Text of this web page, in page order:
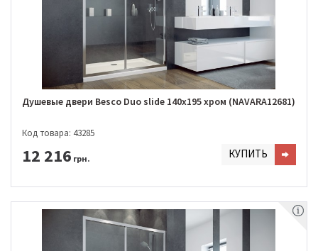
Душевые двери Besco Duo slide 140x195 хром (NAVARA12681)
Код товара: 43285
12 216 грн. КУПИТЬ